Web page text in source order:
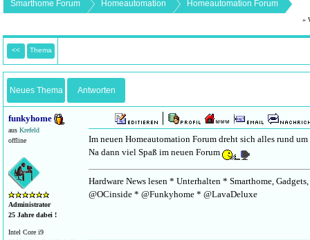
Smarthome Forum Homeautomation Homeautomation Forum
»
<< Thema
Neues Thema Antworten
funkyhome
aus Krefeld
offline
Administrator
25 Jahre dabei !
Intel Core i9
Im neuen Homeautomation Forum dreht sich alles rund
Na dann viel Spaß im neuen Forum
Hardware News lesen * Unterhalten * Smarthome,
@OCinside * @Funkyhome * @LavaDeluxe